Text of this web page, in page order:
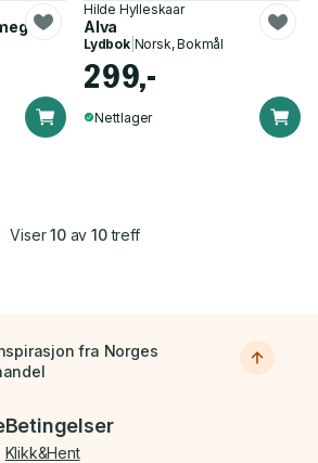
Hilde Hylleskaar
Alva
Lydbok| Norsk, Bokmål
299,-
Nettlager
Viser10av 10treff
fra Norges
Betingelser
Klikk&Hent